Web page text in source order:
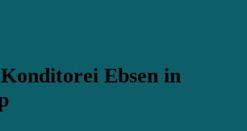
Ebsen in